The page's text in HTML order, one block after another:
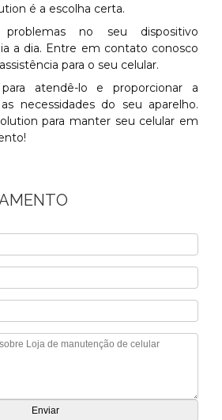
é a escolha certa.
no seu dispositivo
a dia. Entre em contato conosco
para o seu celular.
atendê-lo e proporcionar a
necessidades do seu aparelho.
para manter seu celular em